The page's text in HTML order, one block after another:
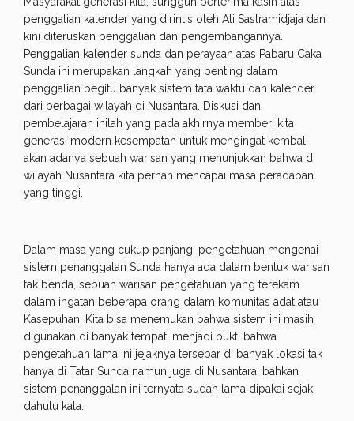
penggalian kalender yang dirintis oleh Ali Sastramidjaja dan
kini diteruskan penggalian dan pengembangannya.
Penggalian kalender sunda dan perayaan atas Pabaru Caka
Sunda ini merupakan langkah yang penting dalam
penggalian begitu banyak sistem tata waktu dan kalender
dari berbagai wilayah di Nusantara. Diskusi dan
pembelajaran inilah yang pada akhirnya memberi kita
generasi modern kesempatan untuk mengingat kembali
akan adanya sebuah warisan yang menunjukkan bahwa di
wilayah Nusantara kita pernah mencapai masa peradaban
yang tinggi.
Dalam masa yang cukup panjang, pengetahuan mengenai
sistem penanggalan Sunda hanya ada dalam bentuk warisan
tak benda, sebuah warisan pengetahuan yang terekam
dalam ingatan beberapa orang dalam komunitas adat atau
Kasepuhan. Kita bisa menemukan bahwa sistem ini masih
digunakan di banyak tempat, menjadi bukti bahwa
pengetahuan lama ini jejaknya tersebar di banyak lokasi tak
hanya di Tatar Sunda namun juga di Nusantara, bahkan
sistem penanggalan ini ternyata sudah lama dipakai sejak
dahulu kala.